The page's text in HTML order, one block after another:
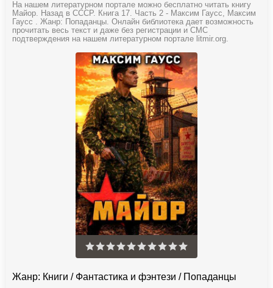
На нашем литературном портале можно бесплатно читать книгу
Майор. Назад в СССР. Книга 17. Часть 2 - Максим Гаусс, Максим
Гаусс . Жанр: Попаданцы. Онлайн библиотека дает возможность
прочитать весь текст и даже без регистрации и СМС
подтверждения на нашем литературном портале litmir.org.
Жанр: Книги / Фантастика и фэнтези / Попаданцы